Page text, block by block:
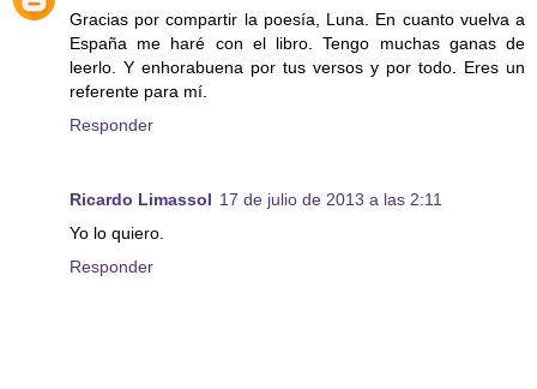
Gracias por compartir la poesía, Luna. En cuanto vuelva a
España me haré con el libro. Tengo muchas ganas de
leerlo. Y enhorabuena por tus versos y por todo. Eres un
referente para mí.
Responder
Ricardo Limassol 17 de julio de 2013 a las 2:11
Yo lo quiero.
Responder